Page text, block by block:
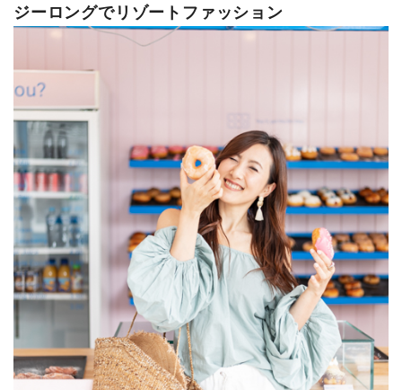
ジーロングでリゾートファッション